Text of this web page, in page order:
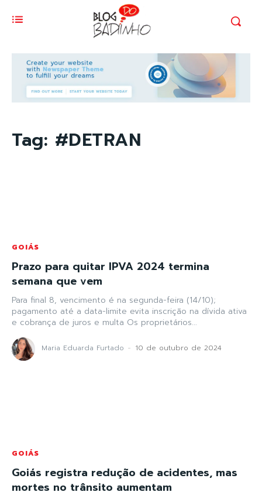
Tag: #DETRAN
GOIÁS
Prazo para quitar IPVA 2024 termina
semana que vem
Para final 8, vencimento é na segunda-feira (14/10);
pagamento até a data-limite evita inscrição na dívida ativa
e cobrança de juros e multa Os proprietários...
Maria Eduarda Furtado - 10 de outubro de 2024
GOIÁS
Goiás registra redução de acidentes, mas
mortes no trânsito aumentam